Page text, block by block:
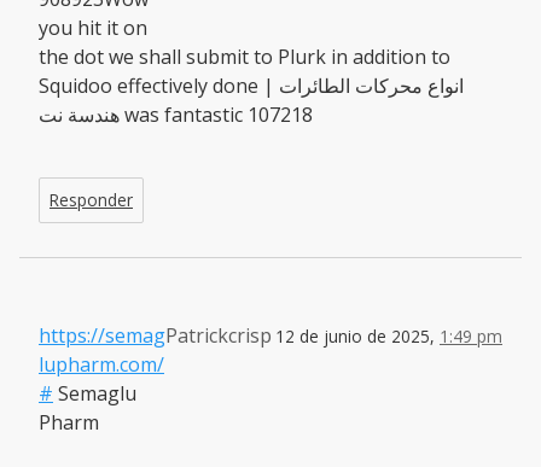
you hit it on
the dot we shall submit to Plurk in addition to
Squidoo effectively done انواع محركات الطائرات |
هندسة نت was fantastic 107218
Responder
Patrickcrisp 12 de junio de 2025, 1:49 pm
https://semag
lupharm.com/
# Semaglu
Pharm